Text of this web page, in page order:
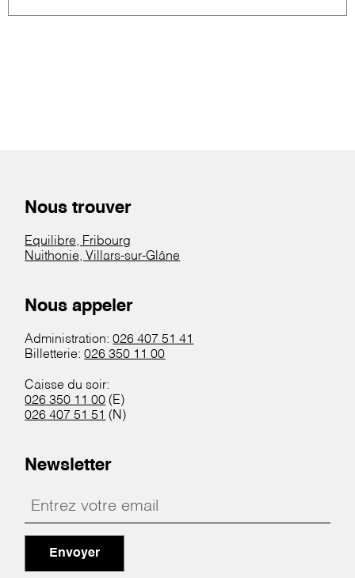
Nous trouver
Equilibre, Fribourg
Nuithonie, Villars-sur-Glâne
Nous appeler
Administration:026 407 51 41
Billetterie:026 350 11 00
Caisse du soir:
026 350 11 00 (E)
026 407 51 51 (N)
Newsletter
Envoyer